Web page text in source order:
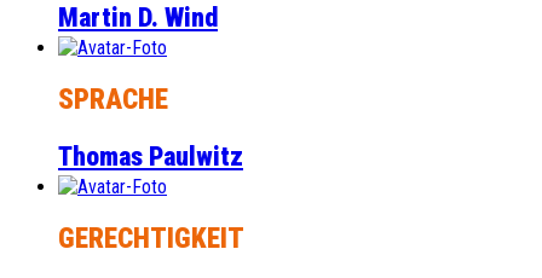
Martin D. Wind
SPRACHE
Thomas Paulwitz
GERECHTIGKEIT